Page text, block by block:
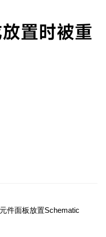
置时被重
件面板放置Schematic